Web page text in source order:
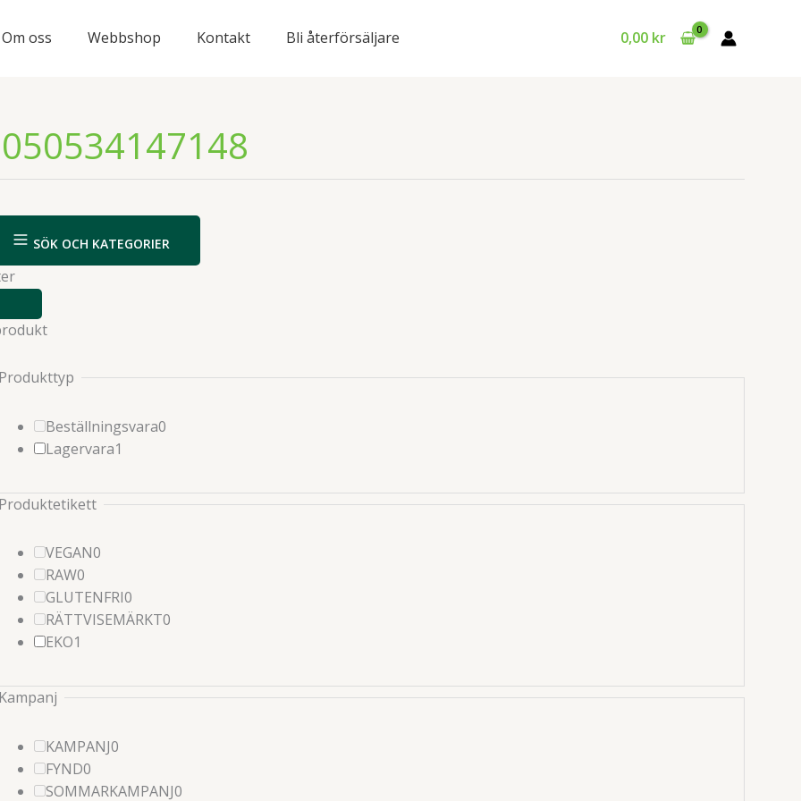
Om oss Webbshop Kontakt Bli återförsäljare 0,00 kr
SÖK OCH KATEGORIER
ELLER
DÖLJ
Produkttyp
Beställningsvara0
Lagervara1
Produktetikett
VEGAN0
RAW0
produkter
GLUTENFRI0
produkter
RÄTTVISEMÄRKT0
EKO1
Kampanj
KAMPANJ0
FYND0
produkter
SOMMARKAMPANJ0